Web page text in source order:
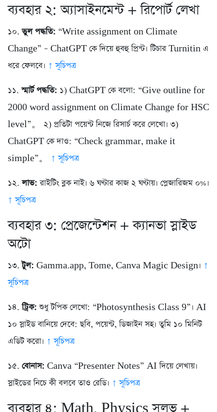
ব্যবহার ২: অ্যাসাইনমেন্ট + রিপোর্ট লেখা
১০.ভুল পদ্ধতি: “Write assignment on Climate
Change” – ChatGPT কে দিয়ে হুবহু প্রিন্ট। টিচার Turnitin এ
ধরে ফেলবে। ↑ সূচিপত্র
১১. স্মার্ট পদ্ধতি: ১) ChatGPT কে বলো: “Give outline for
2000 word assignment on Climate Change for HSC
level”。 ২) প্রতিটা পয়েন্ট নিজে রিসার্চ করে লেখো। ৩)
ChatGPT কে দাও: “Check grammar, make it
simple”。 ↑ সূচিপত্র
১২.লাভ: রাইটিং ব্লক নাই। ৬ ঘণ্টার কাজ ২ ঘণ্টায়। প্লেজারিজম ০%।
↑ সূচিপত্র
ব্যবহার ৩: প্রেজেন্টেশন + ক্যানভা স্লাইড
অটো
১৩.টুল: Gamma.app, Tome, Canva Magic Design। ↑
সূচিপত্র
১৪.ট্রিক: শুধু টপিক লেখো: “Photosynthesis Class 9”। AI
১০ স্লাইড বানিয়ে দেবে: ছবি, পয়েন্ট, ডিজাইন সহ। তুমি ১০ মিনিট
এডিট করো। ↑ সূচিপত্র
১৫. বোনাস: Canva “Presenter Notes” AI দিয়ে লেখায়।
স্লাইডের নিচে কী বলবে তাও রেডি। ↑ সূচিপত্র
ব্যবহার ৪: Math, Physics সলভ +